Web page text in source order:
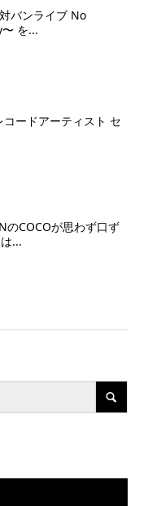
バンライブ No
を...
ードアーティスト セ
のCOCOが思わず口ず
...